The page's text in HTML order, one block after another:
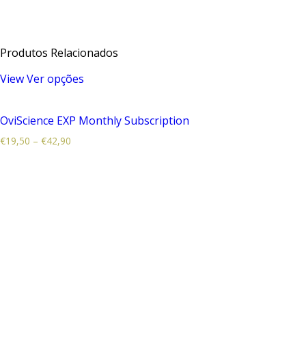
Produtos Relacionados
ViewVer opções
OviScience EXP Monthly Subscription
€19,50 – €42,90